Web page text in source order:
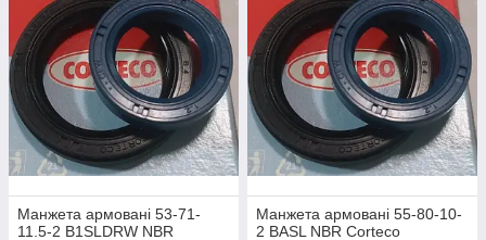
Манжета армовані 53-71-
11.5-2 B1SLDRW NBR
Манжета армовані 55-80-10-
2 BASL NBR Corteco